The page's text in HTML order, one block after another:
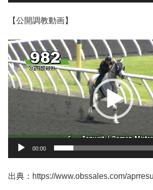
【公開調教動画】
動
画
プ
レ
ー
ー
00:00
出典：https://www.obssales.com/